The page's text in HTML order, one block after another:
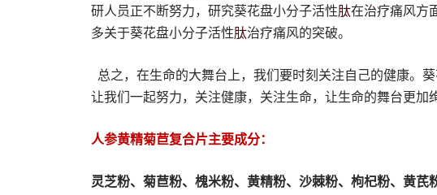
研人员正不断努力，研究葵花盘小分子活性肽在治疗痛风方
多关于葵花盘小分子活性肽治疗痛风的突破。
总之，在生命的大舞台上，我们要时刻关注自己的健康。
让我们一起努力，关注健康，关注生命，让生命的舞台更加
人参黄精菊苣复合片主要成分：
灵芝粉、 菊苣粉、 槐米粉、 黄精粉、沙棘粉、枸杞粉、黄芪